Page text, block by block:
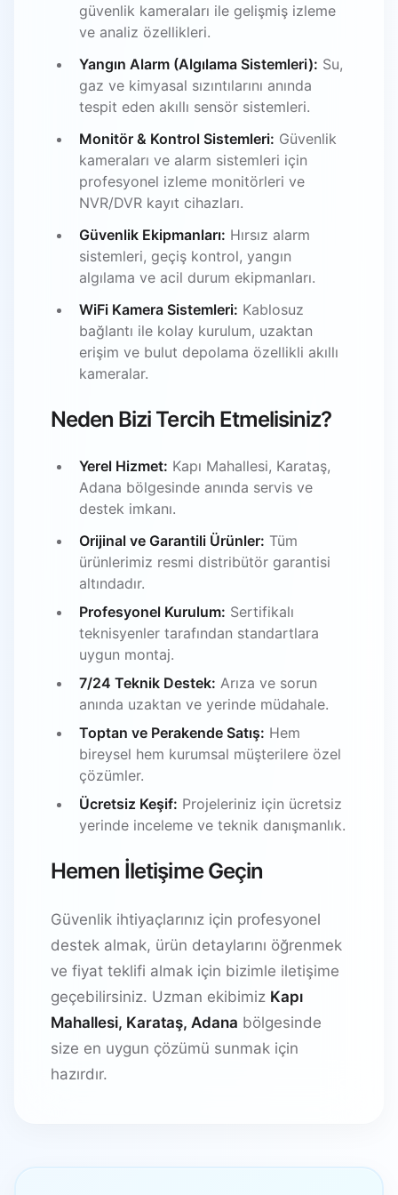
güvenlik kameraları ile gelişmiş izleme
ve analiz özellikleri.
Yangın Alarm (Algılama Sistemleri): Su,
gaz ve kimyasal sızıntılarını anında
tespit eden akıllı sensör sistemleri.
Monitör & Kontrol Sistemleri: Güvenlik
kameraları ve alarm sistemleri için
profesyonel izleme monitörleri ve
NVR/DVR kayıt cihazları.
Güvenlik Ekipmanları: Hırsız alarm
sistemleri, geçiş kontrol, yangın
algılama ve acil durum ekipmanları.
WiFi Kamera Sistemleri: Kablosuz
bağlantı ile kolay kurulum, uzaktan
erişim ve bulut depolama özellikli akıllı
kameralar.
Neden Bizi Tercih Etmelisiniz?
Yerel Hizmet: Kapı Mahallesi, Karataş,
Adana bölgesinde anında servis ve
destek imkanı.
Orijinal ve Garantili Ürünler: Tüm
ürünlerimiz resmi distribütör garantisi
altındadır.
Profesyonel Kurulum: Sertifikalı
teknisyenler tarafından standartlara
uygun montaj.
7/24 Teknik Destek: Arıza ve sorun
anında uzaktan ve yerinde müdahale.
Toptan ve Perakende Satış: Hem
bireysel hem kurumsal müşterilere özel
çözümler.
Ücretsiz Keşif: Projeleriniz için ücretsiz
yerinde inceleme ve teknik danışmanlık.
Hemen İletişime Geçin
Güvenlik ihtiyaçlarınız için profesyonel
destek almak, ürün detaylarını öğrenmek
ve fiyat teklifi almak için bizimle iletişime
geçebilirsiniz. Uzman ekibimiz Kapı
Mahallesi, Karataş, Adana bölgesinde
size en uygun çözümü sunmak için
hazırdır.